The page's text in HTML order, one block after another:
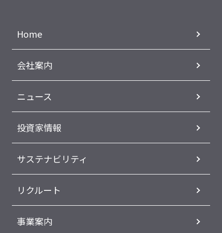
Home
会社案内
ニュース
投資家情報
サステナビリティ
リクルート
事業案内